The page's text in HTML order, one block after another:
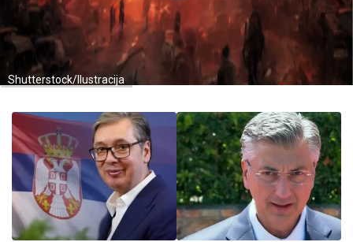
Shutterstock/Ilustracija